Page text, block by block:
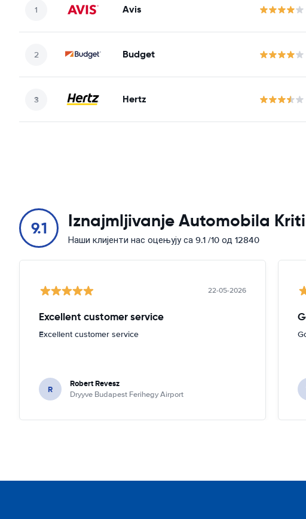
Avis
Budget
Hertz
9.1 Iznajmljivanje Automobila
Наши клијенти нас оцењују са 9.1 /10 од 12840
22-05-2026
Excellent customer service
Excellent customer service
R Robert Revesz
Dryyve Budapest Ferihegy Airport